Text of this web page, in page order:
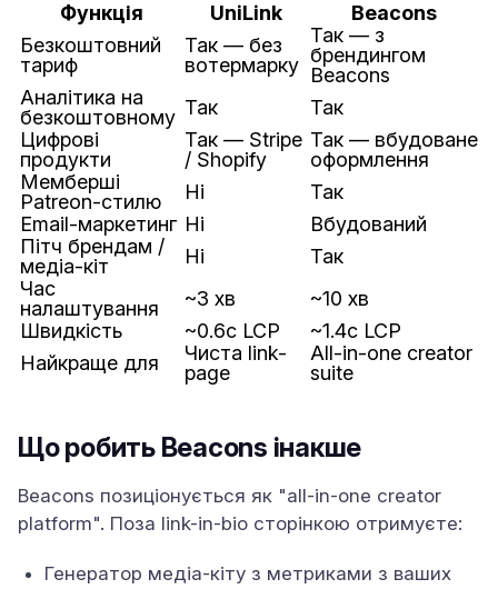
Функція UniLink
Beacons
Безкоштовний
тариф
Так — без
вотермарку
Так — з
брендингом
Beacons
Аналітика на
безкоштовному Так
Так
Цифрові
продукти
Так — Stripe
/ Shopify
Так — вбудоване
оформлення
Мемберші
Patreon-стилю
Ні
Так
Email-маркетинг Ні
Вбудований
Пітч брендам /
медіа-кіт
Ні
Так
Час
налаштування
~3 хв
~10 хв
Швидкість
~0.6с LCP
~1.4с LCP
Найкраще для
Чиста link-
page
All-in-one creator
suite
Що робить Beacons інакше
Beacons позиціонується як "all-in-one creator
platform". Поза link-in-bio сторінкою отримуєте:
Генератор медіа-кіту з метриками з ваших